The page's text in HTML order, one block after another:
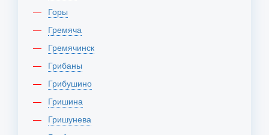
Горы
Гремяча
Гремячинск
Грибаны
Грибушино
Гришина
Гришунева